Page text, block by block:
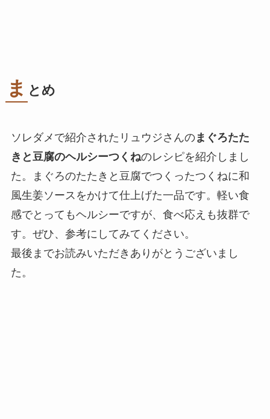
ま とめ
ソレダメで紹介されたリュウジさんのまぐろたた
きと豆腐のヘルシーつくねのレシピを紹介しまし
た。まぐろのたたきと豆腐でつくったつくねに和
風生姜ソースをかけて仕上げた一品です。軽い食
感でとってもヘルシーですが、食べ応えも抜群で
す。ぜひ、参考にしてみてください。
最後までお読みいただきありがとうございまし
た。